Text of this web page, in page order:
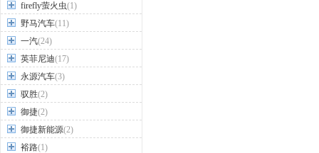
firefly萤火虫(1)
野马汽车(11)
一汽(24)
英菲尼迪(17)
永源汽车(3)
驭胜(2)
御捷(2)
御捷新能源(2)
裕路(1)